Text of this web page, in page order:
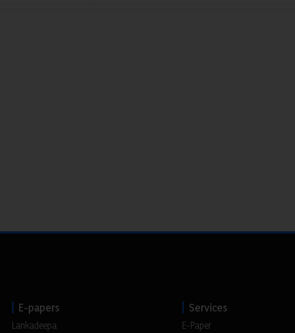
E-papers
Lankadeepa
Services
E-Paper